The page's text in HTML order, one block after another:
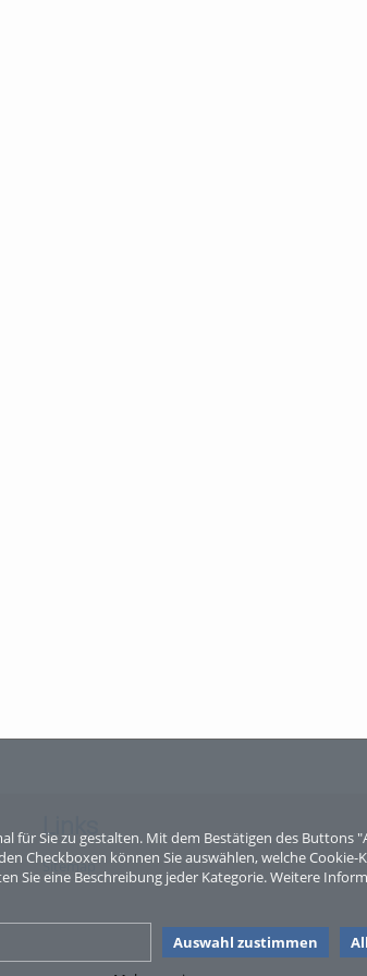
für Sie zu gestalten. Mit dem Bestätigen des Buttons
Checkboxen können Sie auswählen, welche Cookie-
Sie eine Beschreibung jeder Kategorie. Weitere
Auswahl zustimmen
Links
Sitemap